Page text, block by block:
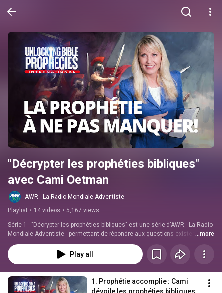
"Décrypter les prophéties bibliques"
avec Cami Oetman
AWR - La Radio Mondiale Adventiste
Playlist • 14 videos • 5,167 views
Série 1 - "Décrypter les prophéties bibliques" est une série d'AWR - La Radio
Mondiale Adventiste - permettant de répondre aux questions existentielles
que nous nous posons. Que dit la Bible ?
...more
Play all
1. Prophétie accomplie : Cami
dévoile les prophéties bibliques